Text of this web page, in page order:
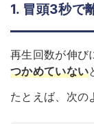
1. 冒頭3秒で
再生回数が伸び
つかめていない
たとえば、次の